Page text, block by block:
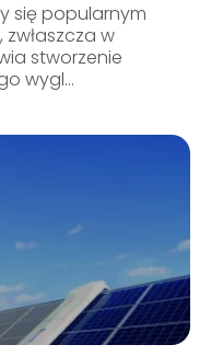
się popularnym
w
stworzenie
wygl...